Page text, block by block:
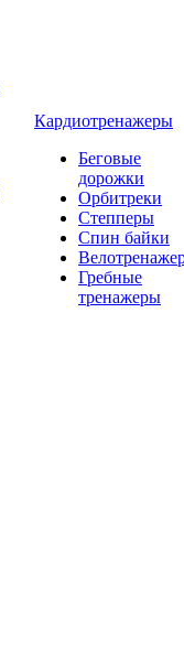
Кардиотренажеры
Беговые
дорожки
Орбитреки
Степперы
Спин байки
Гребные
тренажеры